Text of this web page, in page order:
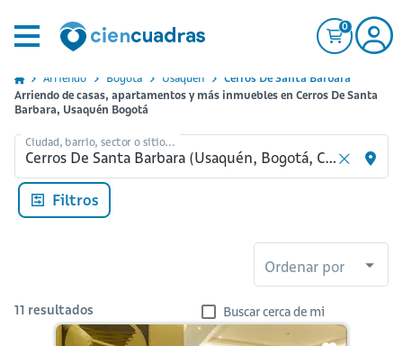
0
Arriendo Bogota Usaquen
Cerros De Santa Barbara
Arriendo de casas, apartamentos y más inmuebles en Cerros De Santa
Barbara, Usaquén Bogotá
Ciudad, barrio, sector o sitio...
Filtros
Ordenar por
11 resultados Buscar cerca de mi